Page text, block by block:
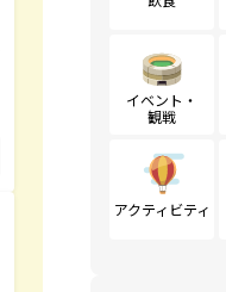
イベント・
観戦
アクティビティ